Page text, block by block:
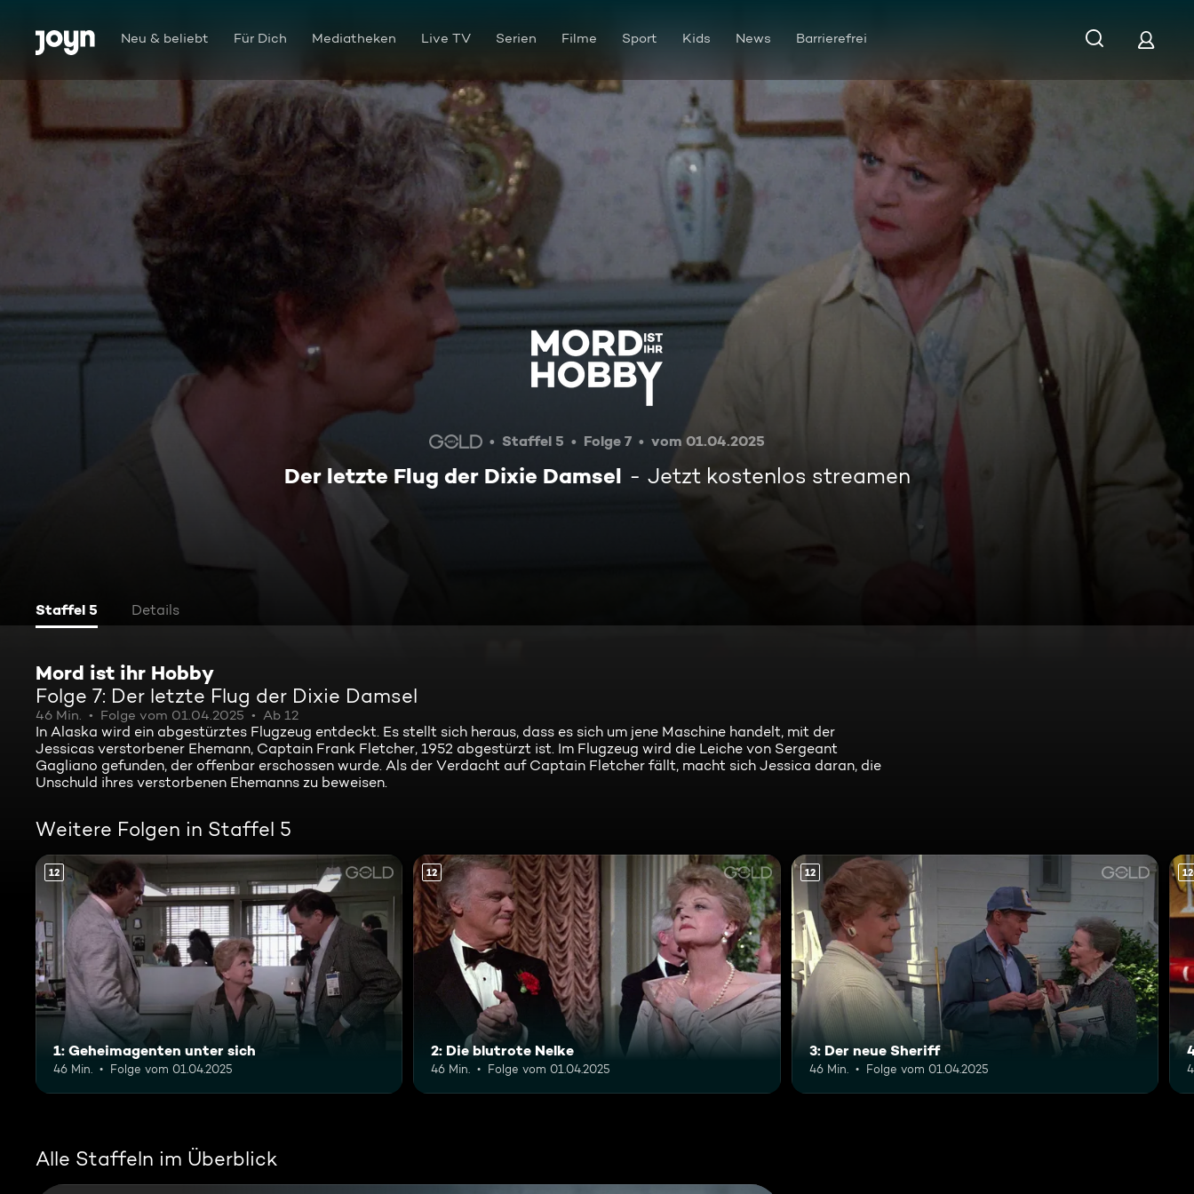
Zum Inhalt springen
Barrierefrei Neu & beliebt Für Dich Mediatheken Live TV Serien Filme Sport Kids News Barrierefrei
Der letzte Flug der Dixie Damsel
Staffel 5 Folge 7 vom 01.04.2025
Der letzte Flug der Dixie Damsel Jetzt kostenlos streamen
Staffel 5 Details
Mord ist ihr Hobby
Folge 7: Der letzte Flug der Dixie Damsel
46 Min. Folge vom 01.04.2025 Ab 12
In Alaska wird ein abgestürztes Flugzeug entdeckt. Es stellt sich heraus, dass es sich um jene Maschine handelt, mit der
Jessicas verstorbener Ehemann, Captain Frank Fletcher, 1952 abgestürzt ist. Im Flugzeug wird die Leiche von Sergeant
Gagliano gefunden, der offenbar erschossen wurde. Als der Verdacht auf Captain Fletcher fällt, macht sich Jessica daran, die
Unschuld ihres verstorbenen Ehemanns zu beweisen.
Weitere Folgen in Staffel 5
12
1: Geheimagenten unter sich
46 Min. Folge vom 01.04.2025
12
2: Die blutrote Nelke
46 Min. Folge vom 01.04.2025
12
3: Der neue Sheriff
46 Min. Folge vom 01.04.2025
12
Alle Staffeln im Überblick